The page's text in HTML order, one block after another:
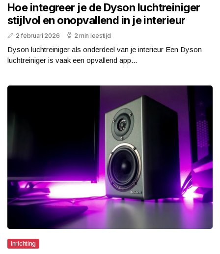
Hoe integreer je de Dyson luchtreiniger
stijlvol en onopvallend in je interieur
2 februari 2026 2 min leestijd
Dyson luchtreiniger als onderdeel van je interieur Een Dyson
luchtreiniger is vaak een opvallend app...
Inrichting